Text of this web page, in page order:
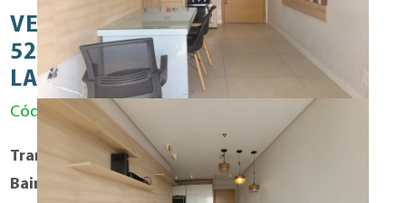
VENDA - OSASCO APTO 02 DORM
52M2 Á.Ú MOBILIADO VARANDA
LAZER ÓTIMO VAGA!!!
Código: VEN1366RES
Transação Compra
Bairro OSASCO